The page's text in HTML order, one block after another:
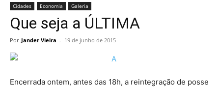
Cidades Economia Galeria
Que seja a ÚLTIMA
Por Jander Vieira - 19 de junho de 2015
Encerrada ontem, antes das 18h, a reintegração de posse